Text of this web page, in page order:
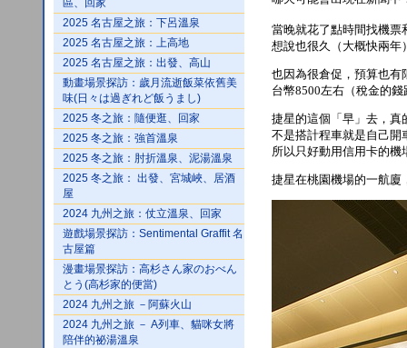
區、回家
2025 名古屋之旅：下呂溫泉
2025 名古屋之旅：上高地
2025 名古屋之旅：出發、高山
動畫場景探訪：歲月流逝飯菜依舊美
味(日々は過ぎれど飯うまし)
2025 冬之旅：隨便逛、回家
2025 冬之旅：強首溫泉
2025 冬之旅：肘折溫泉、泥湯溫泉
2025 冬之旅： 出發、宮城峽、居酒
屋
2024 九州之旅：仗立溫泉、回家
遊戲場景探訪：Sentimental Graffit 名
古屋篇
漫畫場景探訪：高杉さん家のおべん
とう(高杉家的便當)
2024 九州之旅 －阿蘇火山
2024 九州之旅 － A列車、貓咪女將
陪伴的祕湯溫泉
當晚就花了點時間找機票
想說也很久（大概快兩年
也因為很倉促，預算也有
台幣8500左右（稅金的
捷星的這個「早」去，真
不是搭計程車就是自己開
所以只好動用信用卡的
捷星在桃園機場的一航廈